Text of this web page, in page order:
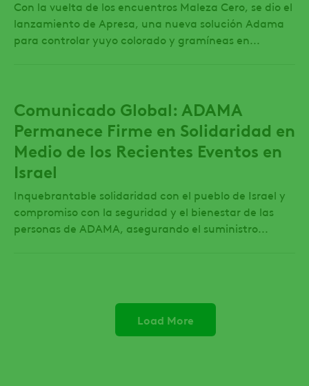
Con la vuelta de los encuentros Maleza Cero, se dio el
lanzamiento de Apresa, una nueva solución Adama
para controlar yuyo colorado y gramíneas en...
Comunicado Global: ADAMA
Permanece Firme en Solidaridad en
Medio de los Recientes Eventos en
Israel
Inquebrantable solidaridad con el pueblo de Israel y
compromiso con la seguridad y el bienestar de las
personas de ADAMA, asegurando el suministro...
Load More